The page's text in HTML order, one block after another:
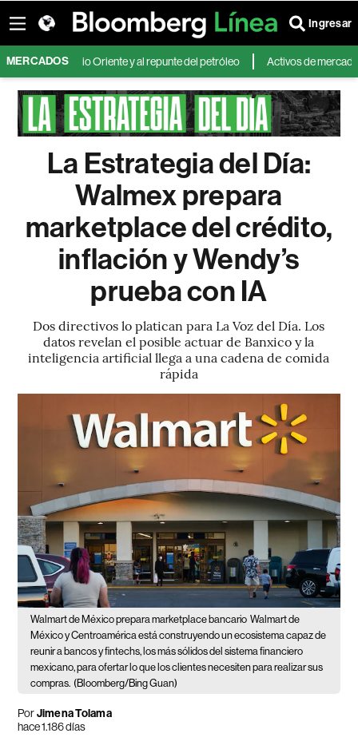
Ingresar
MERCADOS
en Medio Oriente y al repunte del petróleo Activos de mercados
La Estrategia del Día:
Walmex prepara
marketplace del crédito,
inflación y Wendy’s
prueba con IA
Dos directivos lo platican para La Voz del Día. Los
datos revelan el posible actuar de Banxico y la
inteligencia artificial llega a una cadena de comida
rápida
Walmart de México prepara marketplace bancario Walmart de
México y Centroamérica está construyendo un ecosistema capaz de
reunir a bancos y fintechs, los más sólidos del sistema financiero
mexicano, para ofertar lo que los clientes necesiten para realizar sus
compras. (Bloomberg/Bing Guan)
PorJimena Tolama
hace 1.186 días